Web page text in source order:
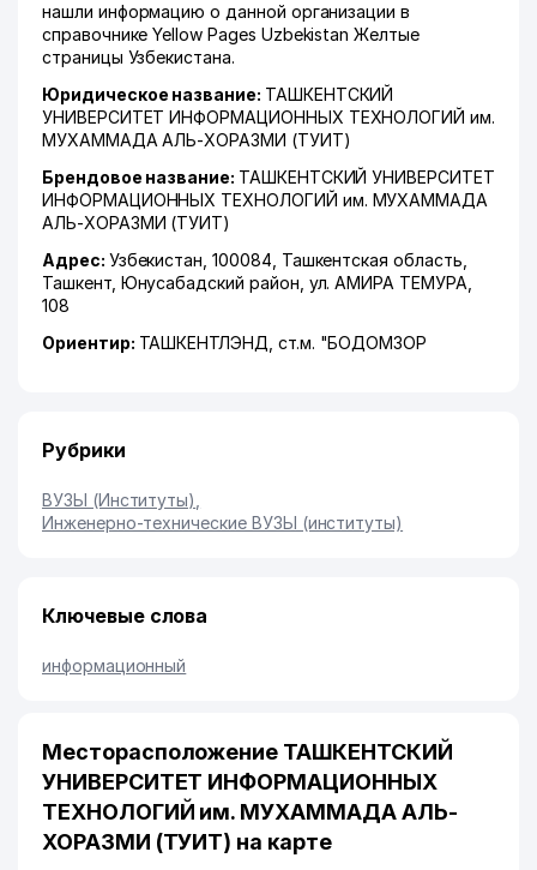
нашли информацию о данной организации в
справочнике Yellow Pages Uzbekistan Желтые
страницы Узбекистана.
Юридическое название: ТАШКЕНТСКИЙ
УНИВЕРСИТЕТ ИНФОРМАЦИОННЫХ ТЕХНОЛОГИЙ им.
МУХАММАДА АЛЬ-ХОРАЗМИ (ТУИТ)
Брендовое название: ТАШКЕНТСКИЙ УНИВЕРСИТЕТ
ИНФОРМАЦИОННЫХ ТЕХНОЛОГИЙ им. МУХАММАДА
АЛЬ-ХОРАЗМИ (ТУИТ)
Адрес: Узбекистан, 100084, Ташкентская область
Ташкент, Юнусабадский район ул. АМИРА ТЕМУРА
108
Ориентир: ТАШКЕНТЛЭНД, ст.м. "БОДОМЗОР
Рубрики
ВУЗЫ (Институты)
Инженерно-технические ВУЗЫ (институты)
Ключевые слова
информационный
Месторасположение ТАШКЕНТСКИЙ
УНИВЕРСИТЕТ ИНФОРМАЦИОННЫХ
ТЕХНОЛОГИЙ им. МУХАММАДА АЛЬ-
ХОРАЗМИ (ТУИТ) на карте